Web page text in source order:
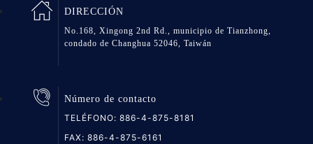
DIRECCIÓN
No.168, Xingong 2nd Rd., municipio de Tianzhong,
condado de Changhua 52046, Taiwán
Número de contacto
TELÉFONO: 886-4-875-8181
FAX: 886-4-875-6161